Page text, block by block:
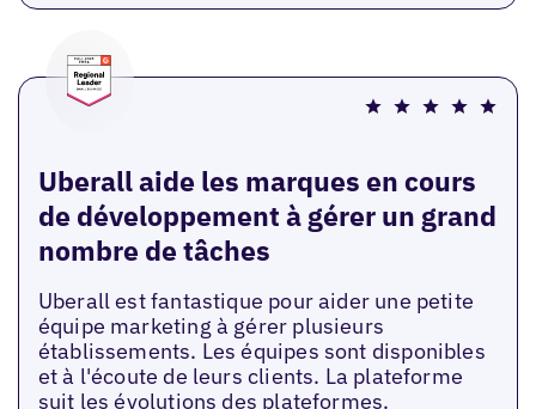
Uberall aide les marques en cours
de développement à gérer un grand
nombre de tâches
Uberall est fantastique pour aider une petite
équipe marketing à gérer plusieurs
établissements. Les équipes sont disponibles
et à l'écoute de leurs clients. La plateforme
suit les évolutions des plateformes.